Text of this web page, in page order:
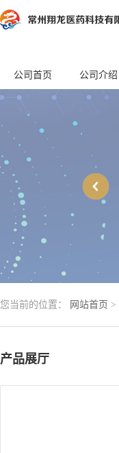
公司首页 公司介绍
您当前的位置： 网站首页 >
产品展厅